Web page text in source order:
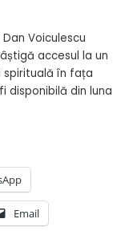
Voiculescu
accesul la un
spirituală în fața
disponibilă din luna
Email